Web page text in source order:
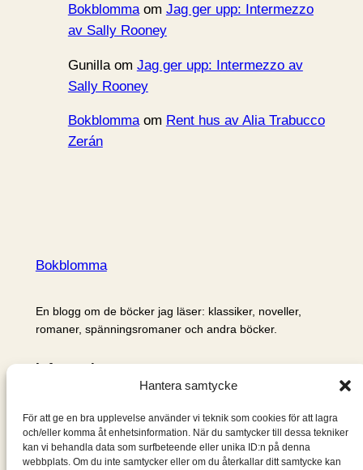
Hantera samtycke
För att ge en bra upplevelse använder vi teknik som cookies för att lagra
och/eller komma åt enhetsinformation. När du samtycker till dessa tekniker
kan vi behandla data som surfbeteende eller unika ID:n på denna
webbplats. Om du inte samtycker eller om du återkallar ditt samtycke kan
Bokblommaom Jag ger upp: Intermezzo
av Sally Rooney
Gunillaom Jag ger upp: Intermezzo av
Sally Rooney
Bokblommaom Rent hus av Alia Trabucco
Zerán
Bokblomma
En blogg om de böcker jag läser: klassiker, noveller,
romaner, spänningsromaner och andra böcker.
Information
Om mig & om bloggen
S
ö